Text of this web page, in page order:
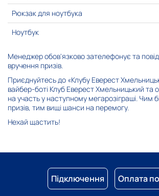
Рюкзак для ноутбука
Ноутбук
Менеджер обов'язково зателефонує та
вручення призів.
Приєднуйтесь до «Клубу Еверест
вайбер-боті Клуб Еверест Хмельницький та
на участь у наступному мегарозіграші. Чим
призів, тим вищі шанси на перемогу.
Нехай щастить!
Підключення Оплата